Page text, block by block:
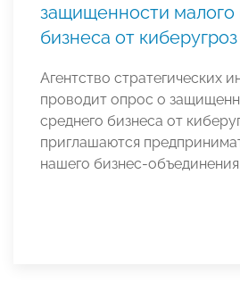
защищенности малого
бизнеса от киберугроз
Агентство стратегических
проводит опрос о
среднего бизнеса от
приглашаются
нашего бизнес-объединения.